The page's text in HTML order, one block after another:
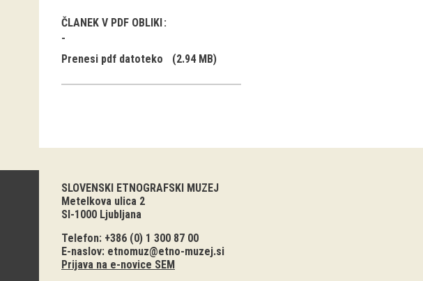
ČLANEK V PDF OBLIKI
Prenesi pdf datoteko (2.94 MB)
SLOVENSKI ETNOGRAFSKI MUZEJ
Metelkova ulica 2
SI-1000 Ljubljana
Telefon: +386 (0) 1 300 87 00
E-naslov: etnomuz@etno-muzej.si
Prijava na e-novice SEM